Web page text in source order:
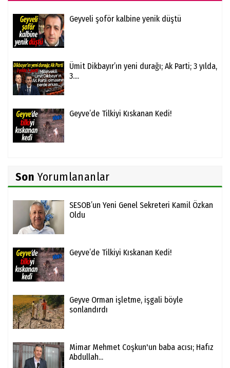
Geyveli şoför kalbine yenik düştü
Ümit Dikbayır’ın yeni durağı; Ak Parti; 3 yılda,
3....
Geyve’de Tilkiyi Kıskanan Kedi!
Son Yorumlananlar
SESOB’un Yeni Genel Sekreteri Kamil Özkan
Oldu
Geyve’de Tilkiyi Kıskanan Kedi!
Geyve Orman işletme, işgali böyle
sonlandırdı
Mimar Mehmet Coşkun'un baba acısı; Hafız
Abdullah...